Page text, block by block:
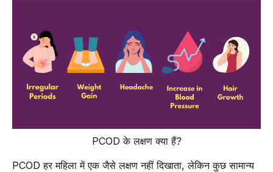
PCOD के लक्षण क्या हैं?
PCOD हर महिला में एक जैसे लक्षण नहीं दिखाता, लेकिन कुछ सामान्य